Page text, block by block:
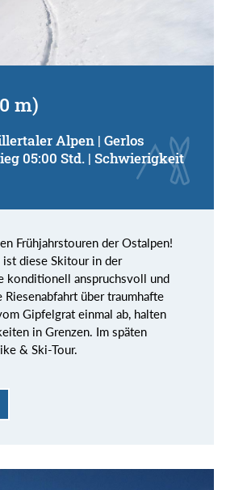
m)
Alpen | Gerlos
05:00 Std. | Schwierigkeit
Frühjahrstouren der Ostalpen!
diese Skitour in der
konditionell anspruchsvoll und
über traumhafte
Gipfelgrat einmal ab, halten
in Grenzen. Im späten
& Ski-Tour.